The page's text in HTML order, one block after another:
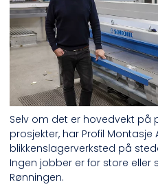
Selv om det er hovedvekt på
prosjekter, har Profil Montasje
blikkenslagerverksted på
Ingen jobber er for store eller
Rønningen.